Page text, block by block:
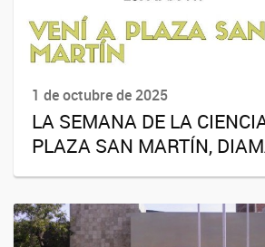
1 de octubre de 2025
LA SEMANA DE LA
PLAZA SAN MARTÍN,